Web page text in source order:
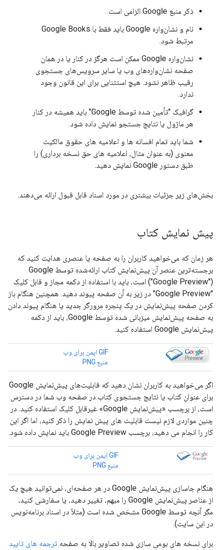
ذکر منبع Google الزامی است.
نام و نشان‌واره Google باید فقط با Google Books
مرتبط شود.
نشان‌واره Google ممکن است هرگز در کنار یا در همان
صفحه نشان‌واره‌های وب یا سایر سرویس‌های جستجوی
رقیب ظاهر نشود. هیچ استثنایی برای این قانون وجود
ندارد.
گرافیک "تأمین شده توسط Google" باید همیشه در کنار
هر ماژول یا نتایج جستجو نمایش داده شود.
شما باید تمام افسانه ها و اعلامیه های حقوق مالکیت
معنوی (به عنوان مثال، اعلامیه های حق نسخه برداری) را
طبق دستور Google نمایش دهید.
بخش‌های زیر جزئیات بیشتری در مورد اسناد قابل قبول ارائه می‌دهند.
پیش نمایش کتاب
هر زمان که می‌خواهید کاربران را به صفحه یا عنصری هدایت کنید که
برجسته‌ترین عنصر آن پیش‌نمایش کتاب ارائه‌شده توسط Google
("Google Preview") است، باید با استفاده از دکمه مجاز و قابل کلیک
"Google Preview" در زیر به آن صفحه پیوند دهید. همچنین هنگام باز
کردن صفحه پیش‌نمایش در یک پنجره مرورگر جدید یا هنگام پیوند دادن
به صفحه پیش‌نمایش میزبانی شده توسط Google، باید از دکمه
پیش‌نمایش Google استفاده کنید.
GIF ایمن برای وب
منبع PNG
اگر می‌خواهید به کاربران نشان دهید که قابلیت‌های پیش‌نمایش Google
برای عنوان کتاب یا نتایج جستجوی کتاب در صفحه وب شما در دسترس
است، از برچسب «پیش‌نمایش Google» غیرقابل کلیک استفاده کنید. در
چنین مواردی لازم نیست قابلیت های پیش نمایش را ذکر کنید، اما اگر این
کار را انجام می دهید، برچسب Google Preview باید نمایش داده شود.
GIF ایمن برای وب
منبع PNG
هنگام جاسازی پیش‌نمایش Google در هر صفحه‌ای، نمی‌توانید هیچ یک
از عناصر پیش‌نمایش Google را مبهم، تغییر دهید، یا سفارشی کنید،
مگر آنچه توسط Google مشخص شده است (مثلاً در اسناد برنامه‌نویس
در این سایت).
برای نسخه های بومی سازی شده تصاویر بالا به صفحه ترجمه های تایید